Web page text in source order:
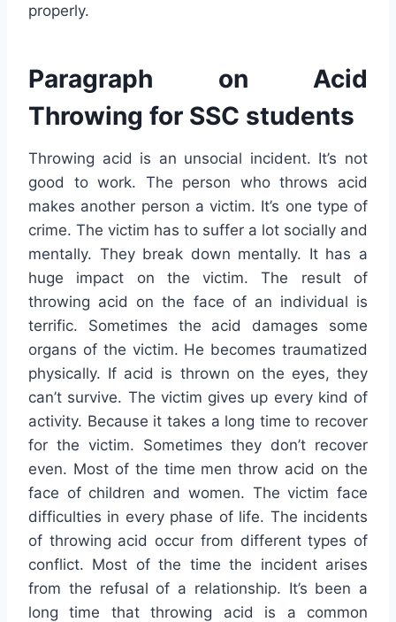
properly.
Paragraph on Acid
Throwing for SSC students
Throwing acid is an unsocial incident. It’s not
good to work. The person who throws acid
makes another person a victim. It’s one type of
crime. The victim has to suffer a lot socially and
mentally. They break down mentally. It has a
huge impact on the victim. The result of
throwing acid on the face of an individual is
terrific. Sometimes the acid damages some
organs of the victim. He becomes traumatized
physically. If acid is thrown on the eyes, they
can’t survive. The victim gives up every kind of
activity. Because it takes a long time to recover
for the victim. Sometimes they don’t recover
even. Most of the time men throw acid on the
face of children and women. The victim face
difficulties in every phase of life. The incidents
of throwing acid occur from different types of
conflict. Most of the time the incident arises
from the refusal of a relationship. It’s been a
long time that throwing acid is a common